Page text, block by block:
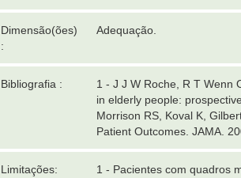
Dimensão(ões)
:
Adequação.
Bibliografia :
1 - J J W Roche, R T Wenn
in elderly people:
Morrison RS, Koval K,
Patient Outcomes. JAMA.
Limitações:
1 - Pacientes com quadros